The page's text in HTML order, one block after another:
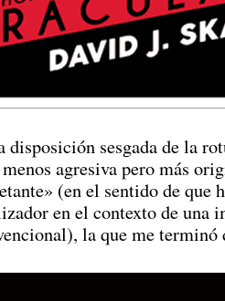
disposición sesgada de la
agresiva pero más
(en el sentido de que
en el contexto de una
la que me terminó